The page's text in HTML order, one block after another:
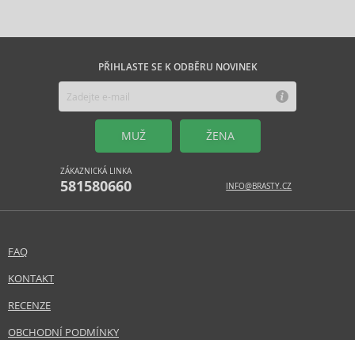
PŘIHLASTE SE K ODBĚRU NOVINEK
MUŽ ŽENA
ZÁKAZNICKÁ LINKA
581580660 INFO@BRASTY.CZ
FAQ
KONTAKT
RECENZE
OBCHODNÍ PODMÍNKY